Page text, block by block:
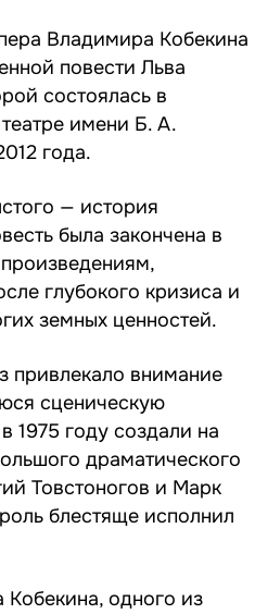
Владимира Кобекина
повести Льва
состоялась в
имени Б. А.
года.
— история
была закончена в
глубокого кризиса и
земных ценностей.
привлекало внимание
сценическую
1975 году создали на
драматического
Товстоногов и Марк
блестяще исполнил
одного из